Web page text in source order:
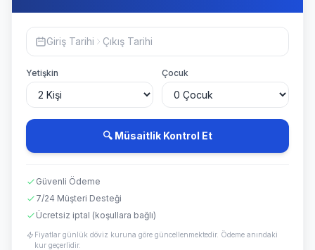
Giriş Tarihi Çıkış Tarihi
Yetişkin Çocuk
🔍 Müsaitlik Kontrol Et
Güvenli Ödeme
7/24 Müşteri Desteği
Ücretsiz iptal (koşullara bağlı)
Fiyatlar günlük döviz kuruna göre güncellenmektedir. Ödeme anındaki
kur geçerlidir.